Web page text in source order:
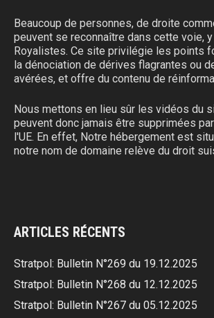
Beaucoup de personnes, de droite
peuvent se reconnaître dans cette voie,
Royalistes. Ce site privilégie les points
la dénociation de dérives flagrantes ou
avérées, et offre du contenu de
Nous mettons en lieu sûr les vidéos du
peuvent donc jamais être supprimées
l'UE. En effet, Notre hébergement est
notre nom de domaine relève du droit
ARTICLES RÉCENTS
Stratpol: Bulletin N°269 du 19.12.2025
Stratpol: Bulletin N°268 du 12.12.2025
Stratpol: Bulletin N°267 du 05.12.2025